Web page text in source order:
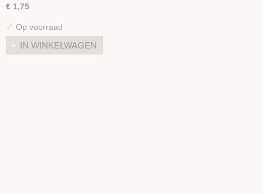
€ 1,75
✓ Op voorraad
IN WINKELWAGEN